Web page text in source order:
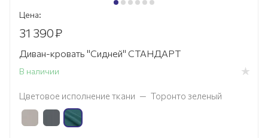
Цена:
31 390₽
Диван-кровать "Сидней" СТАНДАРТ
В наличии
Цветовое исполнение ткани — Торонто зеленый